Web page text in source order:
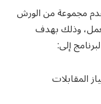
مجموعة من الورش
وذلك بهدف
إلى:
المقابلات